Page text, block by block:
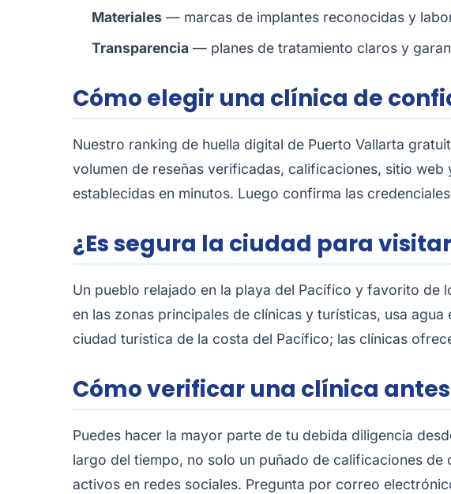
Materiales — marcas de implantes reconocidas y
Transparencia — planes de tratamiento claros y
Cómo elegir una clínica de
Nuestro ranking de huella digital de Puerto Vallarta
volumen de reseñas verificadas, calificaciones, sitio
establecidas en minutos. Luego confirma las
¿Es segura la ciudad para
Un pueblo relajado en la playa del Pacífico y favorito de
en las zonas principales de clínicas y turísticas, usa
ciudad turística de la costa del Pacífico; las clínicas
Cómo verificar una clínica
Puedes hacer la mayor parte de tu debida diligencia
largo del tiempo, no solo un puñado de calificaciones
activos en redes sociales. Pregunta por correo